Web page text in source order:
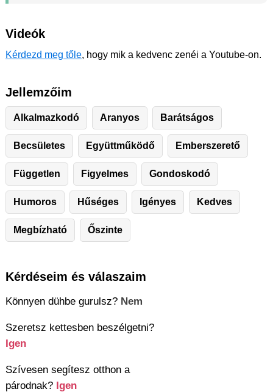
Videók
Kérdezd meg tőle, hogy mik a kedvenc zenéi a Youtube-on.
Jellemzőim
Alkalmazkodó Aranyos Barátságos
Becsületes Együttműködő Emberszerető
Független Figyelmes Gondoskodó
Humoros Hűséges Igényes Kedves
Megbízható Őszinte
Kérdéseim és válaszaim
Könnyen dühbe gurulsz? Nem
Szeretsz kettesben beszélgetni?
Igen
Szívesen segítesz otthon a
párodnak? Igen